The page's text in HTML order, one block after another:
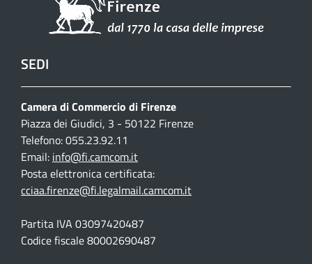
SEDI
Camera di Commercio di Firenze
Piazza dei Giudici, 3 - 50122 Firenze
Telefono: 055.23.92.11
Email: info@fi.camcom.it
Posta elettronica certificata:
cciaa.firenze@fi.legalmail.camcom.it
Partita IVA 03097420487
Codice fiscale 80002690487